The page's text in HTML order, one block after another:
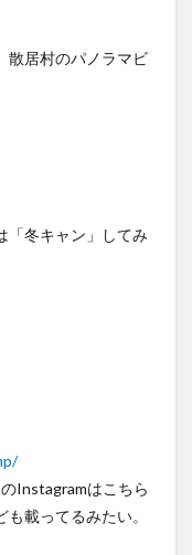
散居村のパノラマビ
「冬キャン」してみ
Instagramはこちら
載ってるみたい。